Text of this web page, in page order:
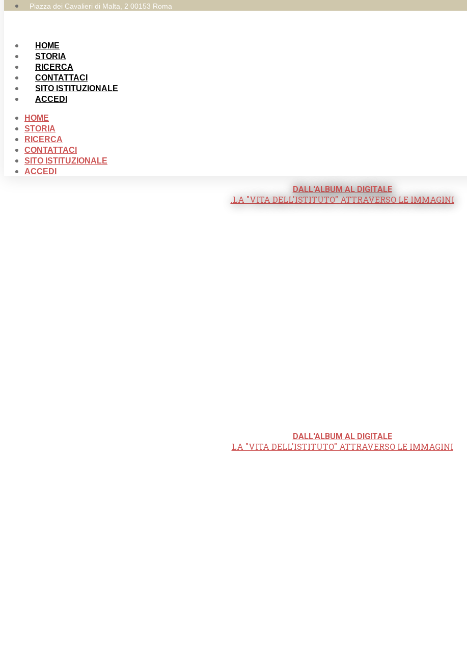
Piazza dei Cavalieri di Malta, 2 00153 Roma
HOME
STORIA
RICERCA
CONTATTACI
SITO ISTITUZIONALE
ACCEDI
HOME
STORIA
RICERCA
CONTATTACI
SITO ISTITUZIONALE
ACCEDI
DALL'ALBUM AL DIGITALE
.LA "VITA DELL'ISTITUTO" ATTRAVERSO LE IMMAGINI
DALL'ALBUM AL DIGITALE
LA "VITA DELL'ISTITUTO" ATTRAVERSO LE IMMAGINI